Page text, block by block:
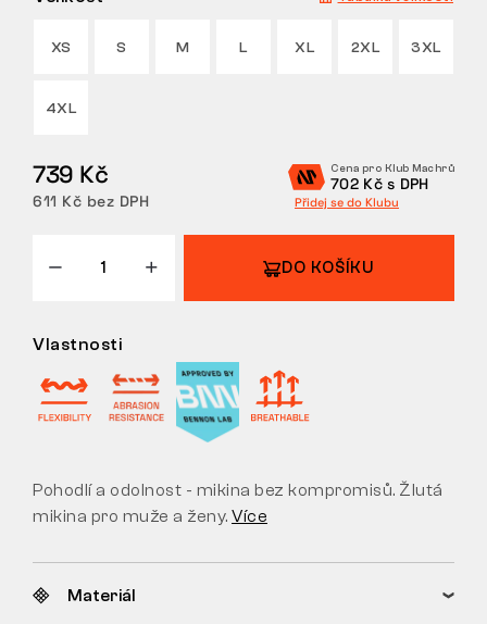
XS S M L XL 2XL 3XL
4XL
739 Kč
611 Kč bez DPH
Cena pro Klub Machrů
702 Kč s DPH
Přidej se do Klubu
DO KOŠÍKU
Vlastnosti
Pohodlí a odolnost - mikina bez kompromisů. Žlutá
mikina pro muže a ženy. Více
Materiál